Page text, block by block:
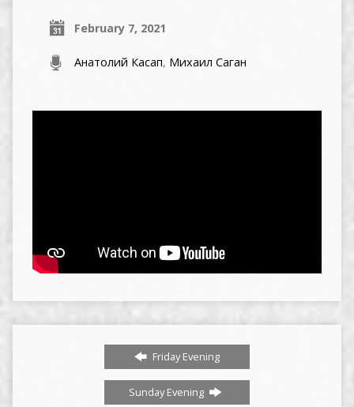
February 7, 2021
Анатолий Касап, Михаил Саган
Friday Evening
Sunday Evening